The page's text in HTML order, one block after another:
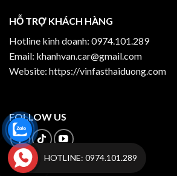
HỖ TRỢ KHÁCH HÀNG
Hotline kinh doanh: 0974.101.289
Email: khanhvan.car@gmail.com
Website: https://vinfasthaiduong.com
FOLLOW US
HOTLINE: 0974.101.289